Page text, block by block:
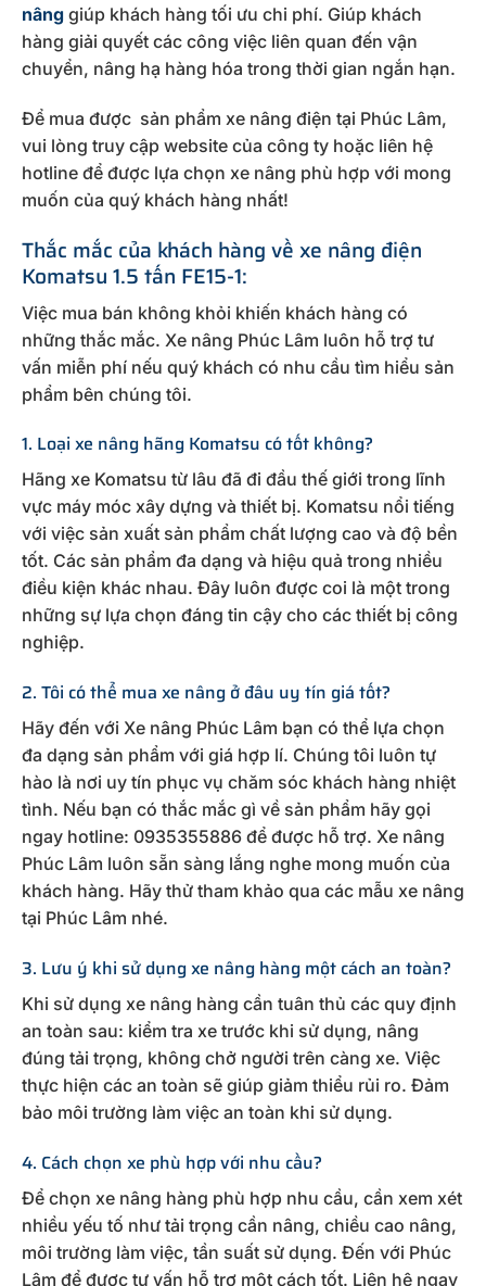
nâng giúp khách hàng tối ưu chi phí. Giúp khách
hàng giải quyết các công việc liên quan đến vận
chuyển, nâng hạ hàng hóa trong thời gian ngắn hạn.
Để mua được sản phẩm xe nâng điện tại Phúc Lâm,
vui lòng truy cập website của công ty hoặc liên hệ
hotline để được lựa chọn xe nâng phù hợp với mong
muốn của quý khách hàng nhất!
Thắc mắc của khách hàng về xe nâng điện
Komatsu 1.5 tấn FE15-1:
Việc mua bán không khỏi khiến khách hàng có
những thắc mắc. Xe nâng Phúc Lâm luôn hỗ trợ tư
vấn miễn phí nếu quý khách có nhu cầu tìm hiểu sản
phẩm bên chúng tôi.
1. Loại xe nâng hãng Komatsu có tốt không?
Hãng xe Komatsu từ lâu đã đi đầu thế giới trong lĩnh
vực máy móc xây dựng và thiết bị. Komatsu nổi tiếng
với việc sản xuất sản phẩm chất lượng cao và độ bền
tốt. Các sản phẩm đa dạng và hiệu quả trong nhiều
điều kiện khác nhau. Đây luôn được coi là một trong
những sự lựa chọn đáng tin cậy cho các thiết bị công
nghiệp.
2. Tôi có thể mua xe nâng ở đâu uy tín giá tốt?
Hãy đến với Xe nâng Phúc Lâm bạn có thể lựa chọn
đa dạng sản phẩm với giá hợp lí. Chúng tôi luôn tự
hào là nơi uy tín phục vụ chăm sóc khách hàng nhiệt
tình. Nếu bạn có thắc mắc gì về sản phẩm hãy gọi
ngay hotline: 0935355886 để được hỗ trợ. Xe nâng
Phúc Lâm luôn sẵn sàng lắng nghe mong muốn của
khách hàng. Hãy thử tham khảo qua các mẫu xe nâng
tại Phúc Lâm nhé.
3. Lưu ý khi sử dụng xe nâng hàng một cách an toàn?
Khi sử dụng xe nâng hàng cần tuân thủ các quy định
an toàn sau: kiểm tra xe trước khi sử dụng, nâng
đúng tải trọng, không chở người trên càng xe. Việc
thực hiện các an toàn sẽ giúp giảm thiểu rủi ro. Đảm
bảo môi trường làm việc an toàn khi sử dụng.
4. Cách chọn xe phù hợp với nhu cầu?
Để chọn xe nâng hàng phù hợp nhu cầu, cần xem xét
nhiều yếu tố như tải trọng cần nâng, chiều cao nâng,
môi trường làm việc, tần suất sử dụng. Đến với Phúc
Lâm để được tư vấn hỗ trợ một cách tốt. Liên hệ ngay